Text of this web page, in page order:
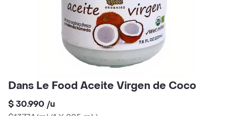
Dans Le Food Aceite Virgen de Coco
$ 30.990 /u